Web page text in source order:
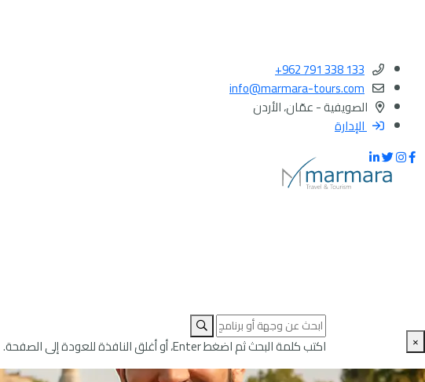
+962 791 338 133
info@marmara-tours.com
الصويفية - عمّان، الأردن
الإدارة
× اكتب كلمة البحث ثم اضغط Enter، أو أغلق النافذة للعودة إلى الصفحة.